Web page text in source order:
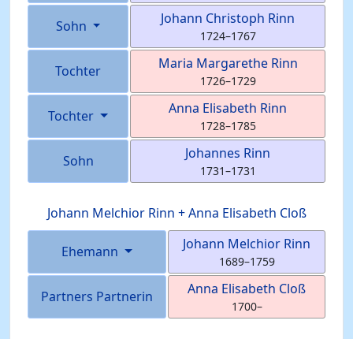
Sohn Johann Christoph Rinn
1724–1767
Tochter Maria Margarethe Rinn
1726–1729
Tochter Anna Elisabeth Rinn
1728–1785
Sohn Johannes Rinn
1731–1731
Johann Melchior Rinn +Anna Elisabeth Cloß
Ehemann Johann Melchior Rinn
1689–1759
Partners Partnerin Anna Elisabeth Cloß
1700–